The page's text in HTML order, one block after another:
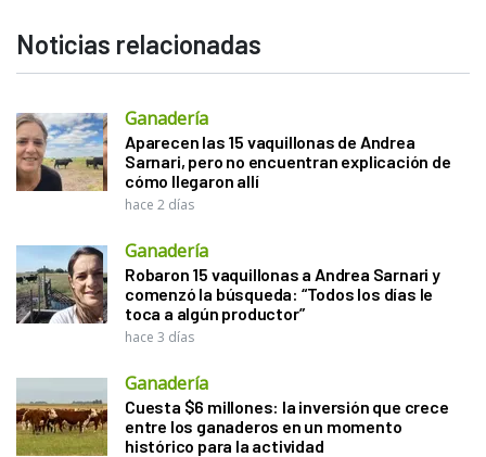
Noticias relacionadas
Ganadería
Aparecen las 15 vaquillonas de Andrea
Sarnari, pero no encuentran explicación de
cómo llegaron allí
hace 2 días
Ganadería
Robaron 15 vaquillonas a Andrea Sarnari y
comenzó la búsqueda: “Todos los días le
toca a algún productor”
hace 3 días
Ganadería
Cuesta $6 millones: la inversión que crece
entre los ganaderos en un momento
histórico para la actividad